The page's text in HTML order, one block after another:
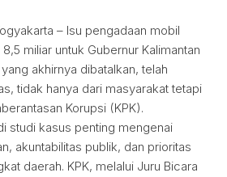
– Isu pengadaan mobil
miliar untuk Gubernur Kalimantan
akhirnya dibatalkan, telah
tidak hanya dari masyarakat tetapi
Korupsi (KPK).
studi kasus penting mengenai
akuntabilitas publik, dan prioritas
daerah. KPK, melalui Juru Bicara